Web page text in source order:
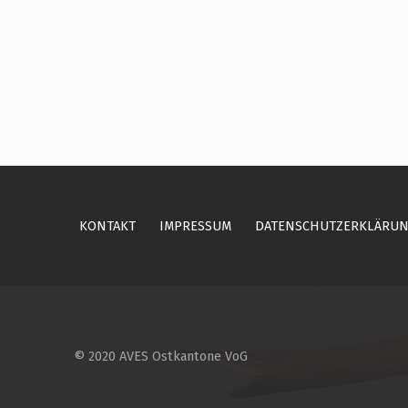
KONTAKT IMPRESSUM
© 2020 AVES Ostkantone VoG